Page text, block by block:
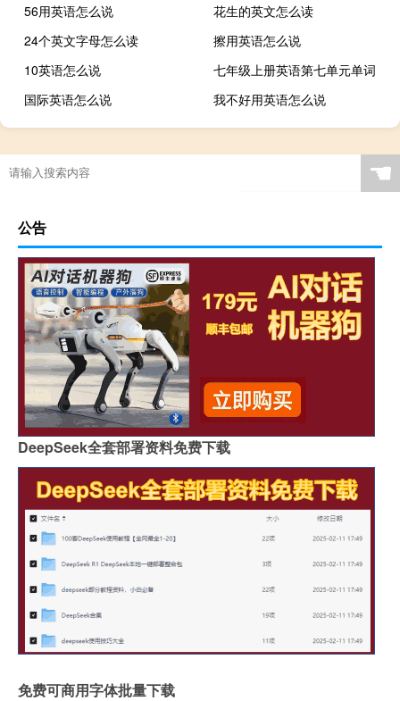
56用英语怎么说
花生的英文怎么读
24个英文字母怎么读
擦用英语怎么说
10英语怎么说
七年级上册英语第七单元单词
国际英语怎么说
我不好用英语怎么说
☚
公告
DeepSeek全套部署资料免费下载
免费可商用字体批量下载